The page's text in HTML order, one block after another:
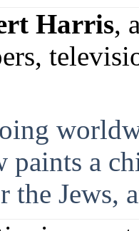
Harris, a
,
paints a
the Jews,